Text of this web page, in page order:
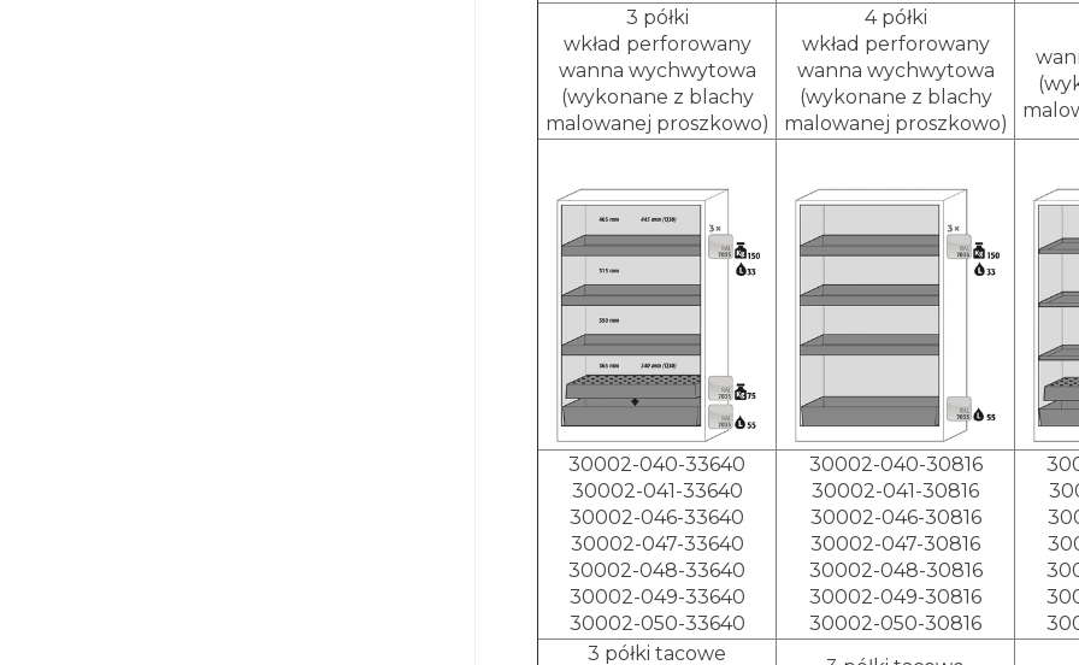
3 półki
wkład perforowany
wanna wychwytowa
(wykonane z blachy
malowanej proszkowo)
4 półki
wkład perforowany
wanna wychwytowa
(wykonane z blachy
malowanej proszkowo)
30002-040-33640
30002-041-33640
30002-046-33640
30002-047-33640
30002-048-33640
30002-049-33640
30002-050-33640
30002-040-30816
30002-041-30816
30002-046-30816
30002-047-30816
30002-048-30816
30002-049-30816
30002-050-30816
3 półki tacowe